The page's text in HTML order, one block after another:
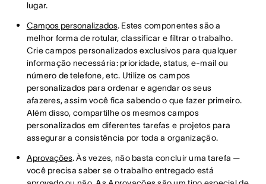
lugar.
Campos personalizados. Estes componentes são a
melhor forma de rotular, classificar e filtrar o trabalho.
Crie campos personalizados exclusivos para qualquer
informação necessária: prioridade, status, e-mail ou
número de telefone, etc. Utilize os campos
personalizados para ordenar e agendar os seus
afazeres, assim você fica sabendo o que fazer primeiro.
Além disso, compartilhe os mesmos campos
personalizados em diferentes tarefas e projetos para
assegurar a consistência por toda a organização.
Aprovações. Às vezes, não basta concluir uma tarefa —
você precisa saber se o trabalho entregado está